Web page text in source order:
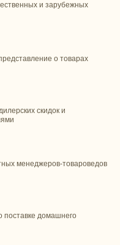
и зарубежных
о товарах
скидок и
менеджеров-товароведов
поставке домашнего